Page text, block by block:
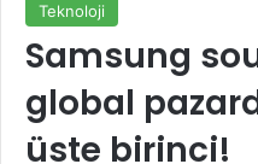
Teknoloji
Samsung
global
üste birinci!